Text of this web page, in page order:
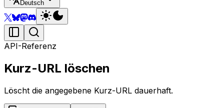
Deutsch
API-Referenz
Kurz-URL löschen
Löscht die angegebene Kurz-URL dauerhaft.